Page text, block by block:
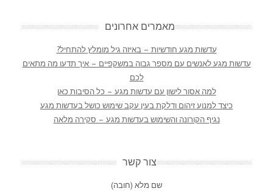
מאמרים אחרונים
עדשות מגע חודשיות – באיזה גיל מומלץ להתחיל?
עדשות מגע לאנשים עם מספר גבוה במשקפיים – איך תדעו מה מתאים
לכם
למה אסור לישון עם עדשות מגע – כל הסיבות כאן
כיצד למנוע זיהום ודלקת בעין עקב שימוש כושל בעדשות מגע
נגיף הקורונה והשימוש בעדשות מגע – סקירה מלאה
צור קשר
שם מלא (חובה)